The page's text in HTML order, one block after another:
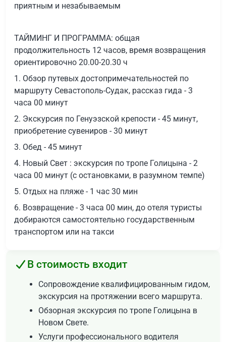
приятным и незабываемым
ТАЙМИНГ И ПРОГРАММА: общая
продолжительность 12 часов, время возвращения
ориентировочно 20.00-20.30 ч
1. Обзор путевых достопримечательностей по
маршруту Севастополь-Судак, рассказ гида - 3
часа 00 минут
2. Экскурсия по Генуэзской крепости - 45 минут,
приобретение сувениров - 30 минут
3. Обед - 45 минут
4. Новый Свет : экскурсия по тропе Голицына - 2
часа 00 минут (с остановками, в разумном темпе)
5. Отдых на пляже - 1 час 30 мин
6. Возвращение - 3 часа 00 мин, до отеля туристы
добираются самостоятельно государственным
транспортом или на такси
В стоимость входит
Сопровождение квалифицированным гидом,
экскурсия на протяжении всего маршрута.
Обзорная экскурсия по тропе Голицына в
Новом Свете.
Услуги профессионального водителя